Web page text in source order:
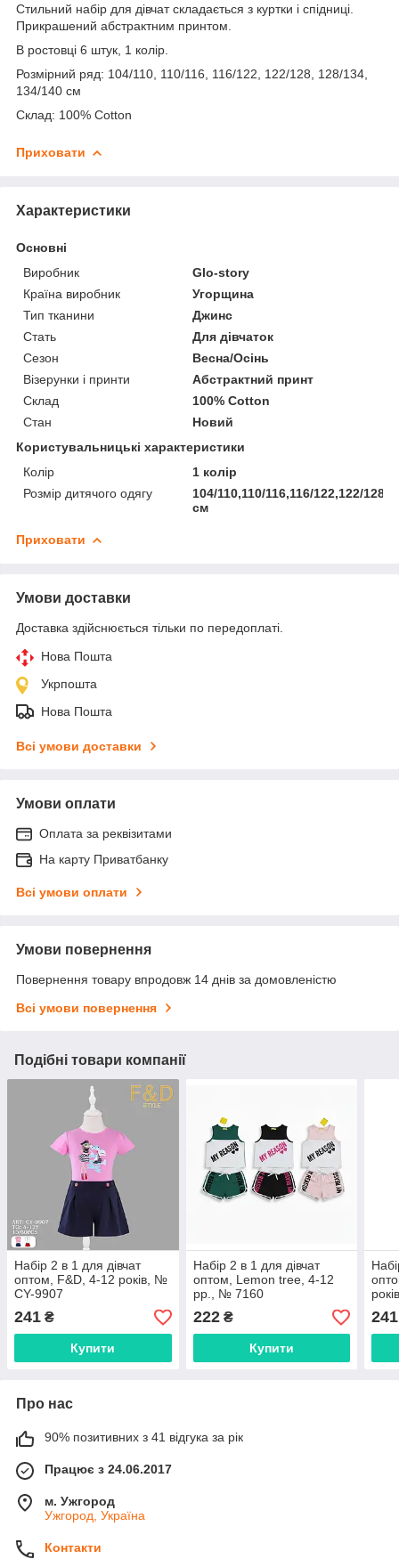
Стильний набір для дівчат складається з куртки і спідниці.
Прикрашений абстрактним принтом.
В ростовці 6 штук, 1 колір.
Розмірний ряд: 104/110, 110/116, 116/122, 122/128, 128/134,
134/140 см
Склад: 100% Cotton
Приховати
Характеристики
Основні
Виробник
Glo-story
Країна виробник
Угорщина
Тип тканини
Джинс
Стать
Для дівчаток
Сезон
Весна/Осінь
Візерунки і принти
Абстрактний принт
Склад
100% Cotton
Стан
Новий
Користувальницькі характеристики
Колір
1 колір
Розмір дитячого одягу
104/110,110/116,116/122,122/
см
Приховати
Умови доставки
Доставка здійснюється тільки по передоплаті.
Нова Пошта
Укрпошта
Нова Пошта
Всі умови доставки
Умови оплати
Оплата за реквізитами
На карту Приватбанку
Всі умови оплати
Умови повернення
Повернення товару впродовж 14 днів за домовленістю
Всі умови повернення
Подібні товари компанії
Набір 2 в 1 для дівчат
оптом, F&D, 4-12 років, №
CY-9907
241 ₴
Купити
Набір 2 в 1 для дівчат
оптом, Lemon tree, 4-12
рр., № 7160
222₴
Купити
241
Про нас
90% позитивних з 41 відгука за рік
Працює з 24.06.2017
м. Ужгород
Ужгород, Україна
Контакти